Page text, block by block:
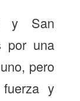
y San
por una
pero
y